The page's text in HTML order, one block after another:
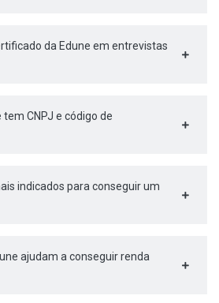
da Edune em entrevistas
CNPJ e código de
indicados para conseguir um
ajudam a conseguir renda